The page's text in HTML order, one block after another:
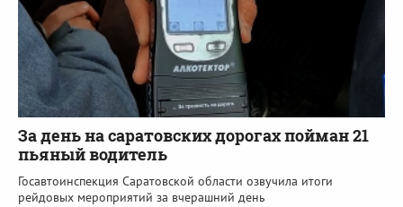
За день на саратовских дорогах пойман 21
пьяный водитель
Госавтоинспекция Саратовской области озвучила итоги
рейдовых мероприятий за вчерашний день